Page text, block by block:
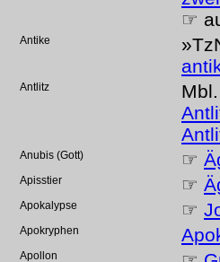
☞
Antike
Antlitz Mbl.
Anubis (Gott) ☞
Apisstier ☞
Apokalypse ☞
Apokryphen
Apollon